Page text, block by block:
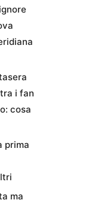
i fan
cosa
prima
ma